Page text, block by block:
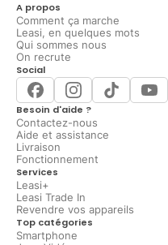
A propos
Comment ça marche
Leasi, en quelques mots
Qui sommes nous
On recrute
Social
Besoin d'aide ?
Contactez-nous
Aide et assistance
Livraison
Fonctionnement
Services
Leasi+
Leasi Trade In
Revendre vos appareils
Top catégories
Smartphone